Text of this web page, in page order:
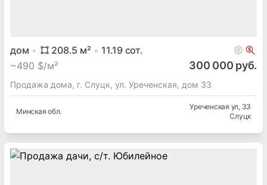
дом 208.5 м² 11.19сот.
~490 $/м² 300 000 руб.
Продажа дома, г. Слуцк, ул. Уреченская, дом 33
Минская обл.
Уреченская ул, 33
Слуцк